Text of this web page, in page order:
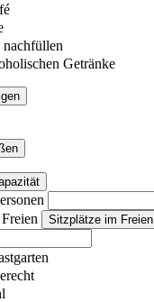
nachfüllen
Getränke
Sitzplätze im Freien